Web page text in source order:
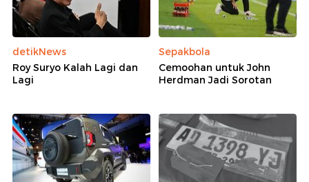
detikNews
Roy Suryo Kalah Lagi dan
Lagi
Sepakbola
Cemoohan untuk John
Herdman Jadi Sorotan